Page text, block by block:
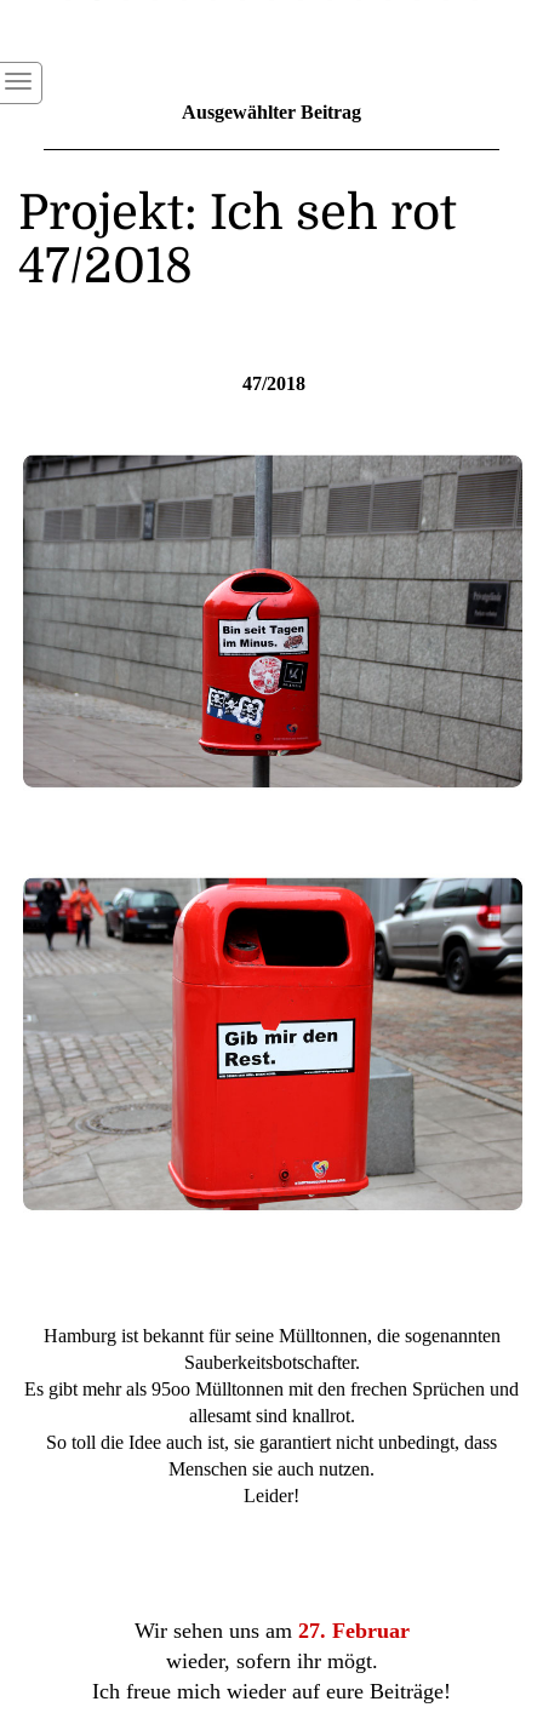
Ausgewählter Beitrag
Projekt: Ich seh rot
47/2018
47/2018
Hamburg ist bekannt für seine Mülltonnen, die sogenannten
Sauberkeitsbotschafter.
Es gibt mehr als 95oo Mülltonnen mit den frechen Sprüchen und
allesamt sind knallrot.
So toll die Idee auch ist, sie garantiert nicht unbedingt, dass
Menschen sie auch nutzen.
Leider!
Wir sehen uns am 27. Februar
wieder, sofern ihr mögt.
Ich freue mich wieder auf eure Beiträge!